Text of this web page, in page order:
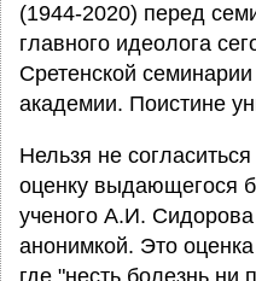
(1944-2020) перед
главного идеолога
Сретенской
академии. Поистине
Нельзя не
оценку выдающегося
ученого А.И. Сидорова
анонимкой. Это оценка
где "несть болезнь ни